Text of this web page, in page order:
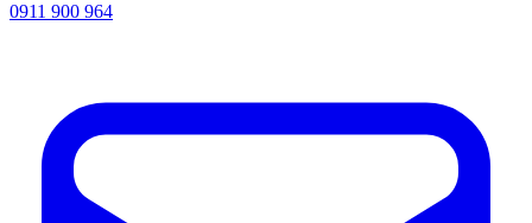
0911 900 964